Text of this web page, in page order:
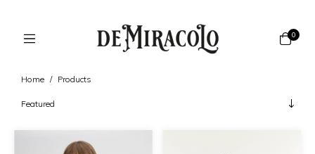
0
Home / Products